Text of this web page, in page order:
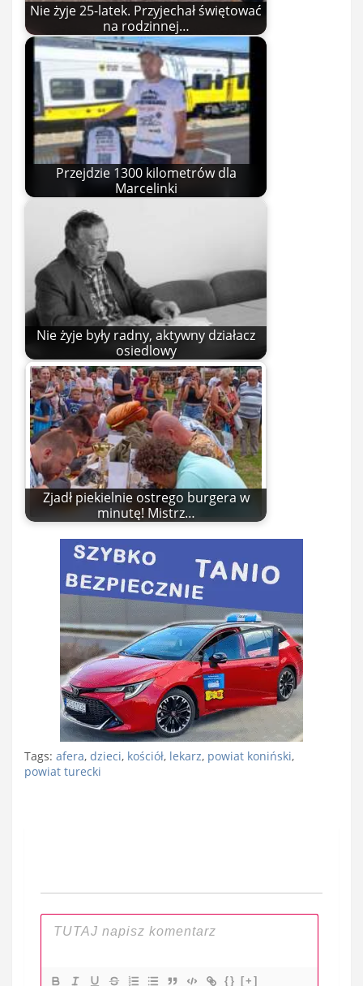
Nie żyje 25-latek. Przyjechał świętować
na rodzinnej…
Przejdzie 1300 kilometrów dla
Marcelinki
Nie żyje były radny, aktywny działacz
osiedlowy
Zjadł piekielnie ostrego burgera w
minutę! Mistrz…
Tags: afera, dzieci, kościół, lekarz, powiat koniński,
powiat turecki
{} [+]